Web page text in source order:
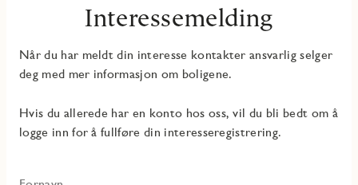
Interessemelding
Når du har meldt din interesse kontakter ansvarlig selger
deg med mer informasjon om boligene.
Hvis du allerede har en konto hos oss, vil du bli bedt om å
logge inn for å fullføre din interesseregistrering.